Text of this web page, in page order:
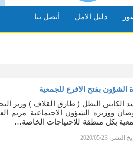
دليل الامل أتصل بنا
الشؤون بفتح الافرع للجمعية
الكابتن البطل ( طارق القلاف ) وزير
ووزيره الشؤون الاجتماعية مريم
بكل منطقة للاحتياجات الخاصة…
النشر: 2020/05/23